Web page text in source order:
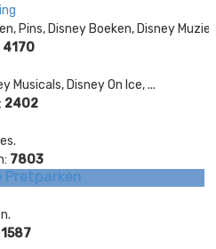
Pins, Disney Boeken, Disney
4170
Musicals, Disney On Ice, ...
2402
7803
Pretparken
1587